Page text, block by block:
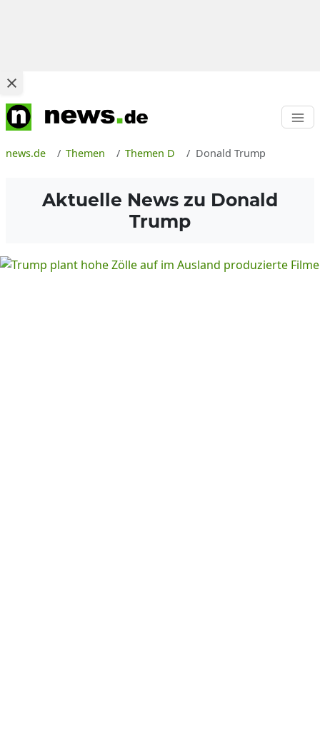
news.de Themen Themen D Donald Trump
Aktuelle News zu Donald
Trump